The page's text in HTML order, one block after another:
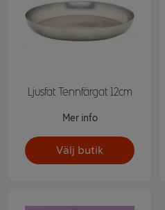
Ljusfat Tennfärgat 12cm
Mer info
Välj butik